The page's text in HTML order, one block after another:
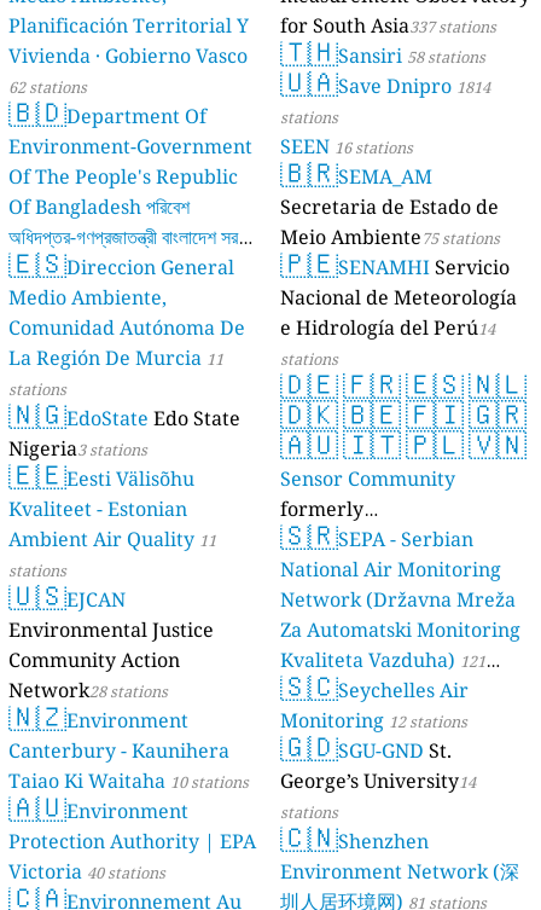
Planificación Territorial Y
Vivienda · Gobierno Vasco
62 stations
🇧🇩Department Of
Environment-Government
Of The People's Republic
Of Bangladesh পরিবেশ
অধিদপ্তর-গণপ্রজাতন্ত্রী বাংলাদেশ সরকার
17 stations
🇪🇸Direccion General
Medio Ambiente,
Comunidad Autónoma De
La Región De Murcia 11
stations
🇳🇬EdoState Edo State
Nigeria3 stations
🇪🇪Eesti Välisõhu
Kvaliteet - Estonian
Ambient Air Quality 11
stations
🇺🇸EJCAN
Environmental Justice
Community Action
Network28 stations
🇳🇿Environment
Canterbury - Kaunihera
Taiao Ki Waitaha 10 stations
🇦🇺Environment
Protection Authority | EPA
Victoria 40 stations
🇨🇦Environnement Au
for South Asia337 stations
🇹🇭Sansiri 58 stations
🇺🇦Save Dnipro 1814
stations
SEEN 16 stations
🇧🇷SEMA_AM
Secretaria de Estado de
Meio Ambiente75 stations
🇵🇪SENAMHIServicio
Nacional de Meteorología
e Hidrología del Perú14
stations
🇩🇪🇫🇷🇪🇸🇳🇱
🇩🇰🇧🇪🇫🇮🇬🇷
🇦🇺🇮🇹🇵🇱🇻🇳
Sensor Community
formerly
luftdaten.info35808 stations
🇸🇷SEPA - Serbian
National Air Monitoring
Network (Državna Mreža
Za Automatski Monitoring
Kvaliteta Vazduha) 121
stations
🇸🇨Seychelles Air
Monitoring 12 stations
🇬🇩SGU-GND St.
George’s University14
stations
🇨🇳Shenzhen
Environment Network (深
圳人居环境网) 81 stations